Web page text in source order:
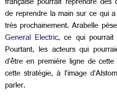
de reprendre la main sur ce qui
très prochainement. Arabelle
General Electric, ce qui
Pourtant, les acteurs qui
d’être en première ligne de
cette stratégie, à l’image
parler.